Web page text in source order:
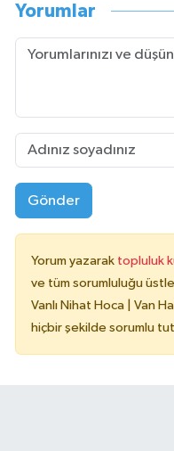
Yorumlar
Gönder
Yorum yazarak topluluk
ve tüm sorumluluğu
Vanlı Nihat Hoca | Van
hiçbir şekilde sorumlu